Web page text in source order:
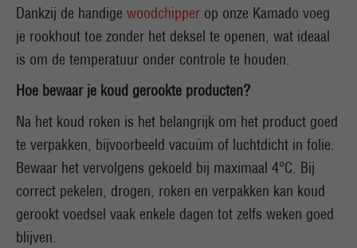
Dankzij de handige woodchipper op onze Kamado voeg
je rookhout toe zonder het deksel te openen, wat ideaal
is om de temperatuur onder controle te houden.
Hoe bewaar je koud gerookte producten?
Na het koud roken is het belangrijk om het product goed
te verpakken, bijvoorbeeld vacuüm of luchtdicht in folie.
Bewaar het vervolgens gekoeld bij maximaal 4°C. Bij
correct pekelen, drogen, roken en verpakken kan koud
gerookt voedsel vaak enkele dagen tot zelfs weken goed
blijven.